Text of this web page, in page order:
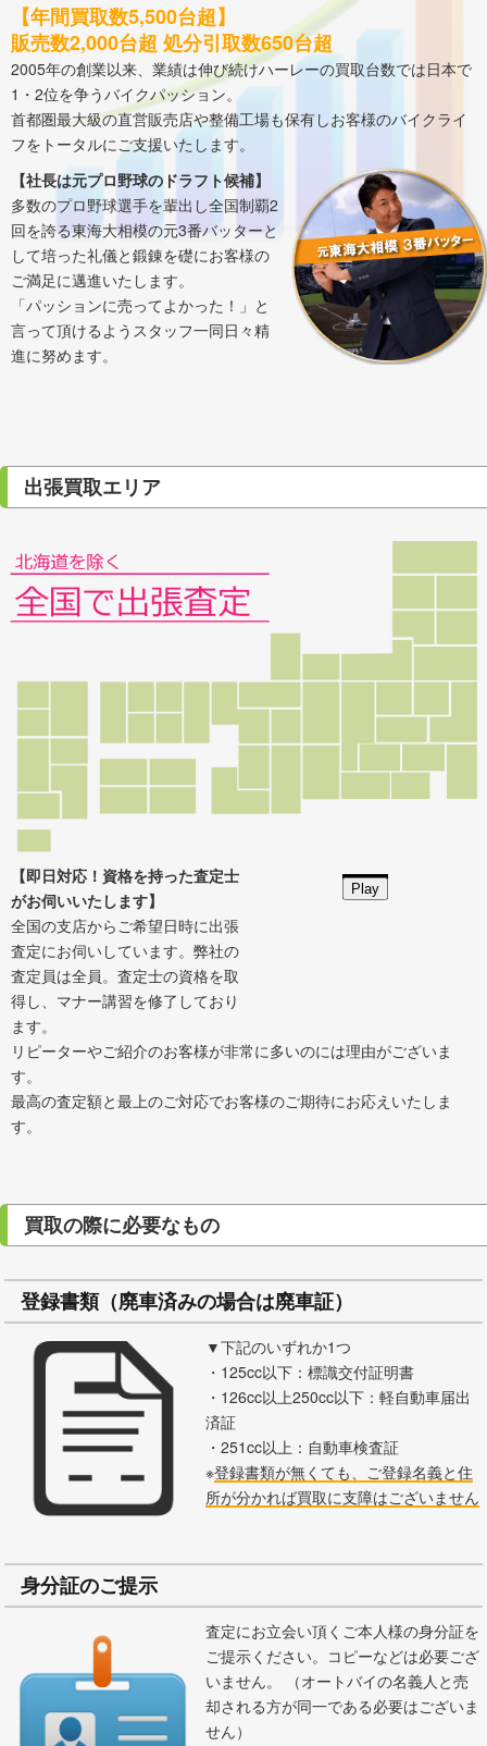
【年間買取数5,500台超】
販売数2,000台超 処分引取数650台超
2005年の創業以来、業績は伸び続けハーレーの買取台数では日本で
1・2位を争うバイクパッション。
首都圏最大級の直営販売店や整備工場も保有しお客様のバイクライ
フをトータルにご支援いたします。
【社長は元プロ野球のドラフト候補】
多数のプロ野球選手を輩出し全国制覇2
回を誇る東海大相模の元3番バッターと
して培った礼儀と鍛錬を礎にお客様の
ご満足に邁進いたします。
「パッションに売ってよかった！」と
言って頂けるようスタッフ一同日々精
進に努めます。
出張買取エリア
Play
【即日対応！資格を持った査定士
がお伺いいたします】
全国の支店からご希望日時に出張
査定にお伺いしています。弊社の
査定員は全員。査定士の資格を取
得し、マナー講習を修了しており
ます。
リピーターやご紹介のお客様が非常に多いのには理由がございま
す。
最高の査定額と最上のご対応でお客様のご期待にお応えいたしま
す。
買取の際に必要なもの
登録書類（廃車済みの場合は廃車証）
▼下記のいずれか1つ
・125cc以下：標識交付証明書
・126cc以上250cc以下：軽自動車届出
済証
・251cc以上：自動車検査証
※登録書類が無くても、ご登録名義と住
所が分かれば買取に支障はございません
身分証のご提示
査定にお立会い頂くご本人様の身分証を
ご提示ください。コピーなどは必要ござ
いません。 （オートバイの名義人と売
却される方が同一である必要はございま
せん）